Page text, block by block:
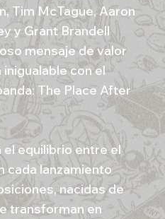
Tim McTague, Aaron
y Grant Brandell
mensaje de valor
con el
The Place After
equilibrio entre el
cada lanzamiento
nacidas de
transforman en